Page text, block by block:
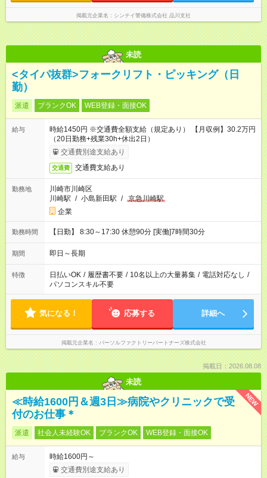
掲載元企業名 シンテイ警備株式会社 品川支社
未読
<タイパ抜群>フォークリフト・ピッキング（日
勤）
派遣 ブランクOK WEB登録・面接OK
給与
時給1450円 ※交通費全額支給（規定あり） 【月収例】30.2万円
（20日勤務+残業30h+休出2日）
交通費別途支給あり
交通費 交通費支給あり
勤務地
川崎市川崎区
川崎駅 / 小島新田駅 / 京急川崎駅
企業
勤務時間 【日勤】 8:30～17:30 休憩90分 [実働]7時間30分
期間 即日～長期
特徴 日払いOK / 履歴書不要 / 10名以上の大量募集 / 電話対応なし /
パソコンスキル不要
気になる！ 応募する 詳細へ
掲載元企業名 パーソルファクトリーパートナーズ株式会社
掲載日：2026.08.08
未読
NEW
≪時給1600円＆週3日≫病院やクリニックで受
付のお仕事＊
派遣 社会人未経験OK ブランクOK WEB登録・面接OK
給与
時給1600円～
交通費別途支給あり